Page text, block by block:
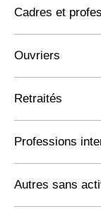
Cadres et
Ouvriers
Retraités
Professions
Autres sans